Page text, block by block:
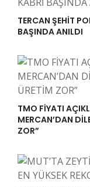
TERCAN ŞEHİT
BAŞINDA ANILDI
TMO FİYATI
MERCAN’DAN
ZOR”